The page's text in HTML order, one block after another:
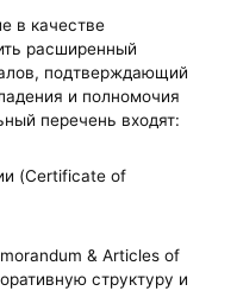
в качестве
расширенный
подтверждающий
и полномочия
перечень входят:
(Certificate of
& Articles of
структуру и